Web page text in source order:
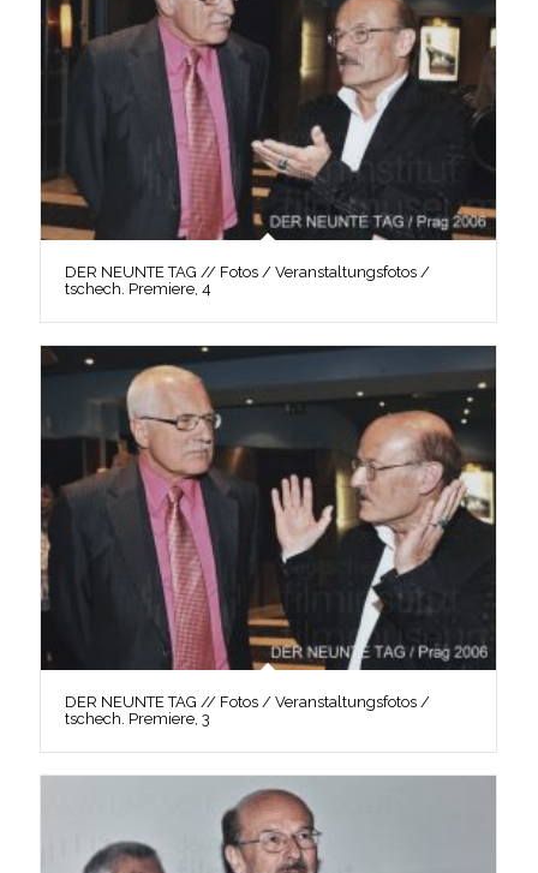
DER NEUNTE TAG // Fotos / Veranstaltungsfotos /
tschech. Premiere, 4
DER NEUNTE TAG // Fotos / Veranstaltungsfotos /
tschech. Premiere, 3